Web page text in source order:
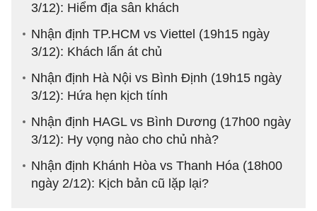
3/12): Hiểm địa sân khách
Nhận định TP.HCM vs Viettel (19h15 ngày
3/12): Khách lấn át chủ
Nhận định Hà Nội vs Bình Định (19h15 ngày
3/12): Hứa hẹn kịch tính
Nhận định HAGL vs Bình Dương (17h00 ngày
3/12): Hy vọng nào cho chủ nhà?
Nhận định Khánh Hòa vs Thanh Hóa (18h00
ngày 2/12): Kịch bản cũ lặp lại?